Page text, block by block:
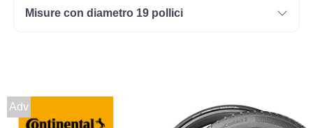
Misure con diametro 19 pollici
Adv